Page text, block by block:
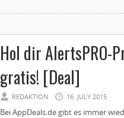
Hol dir AlertsPRO-
gratis! [Deal]
REDAKTION 16. JULY 2015
Bei AppDeals.de gibt es immer